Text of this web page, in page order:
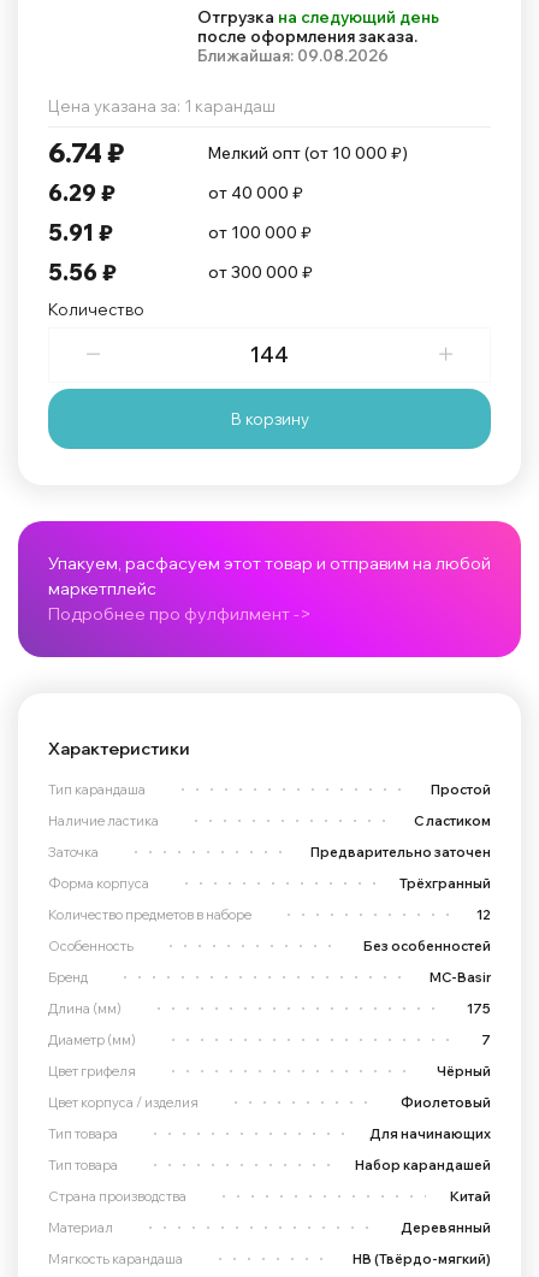
Отгрузка на следующий день
после оформления заказа.
Ближайшая: 09.08.2026
Цена указана за: 1 карандаш
6.74 ₽ Мелкий опт (от 10 000 ₽)
6.29 ₽ от 40 000 ₽
5.91 ₽ от 100 000 ₽
5.56 ₽
от 300 000 ₽
Количество
В корзину
Упакуем, расфасуем этот товар и отправим на любой
маркетплейс
Подробнее про фулфилмент ->
Характеристики
Тип карандаша
Простой
Наличие ластика
С ластиком
Заточка
Предварительно заточен
Форма корпуса
Трёхгранный
Количество предметов в наборе
12
Особенность
Без особенностей
Бренд
MC-Basir
Длина (мм)
175
Диаметр (мм)
7
Цвет грифеля
Чёрный
Цвет корпуса / изделия
Фиолетовый
Тип товара
Для начинающих
Тип товара
Набор карандашей
Страна производства
Китай
Материал
Деревянный
Мягкость карандаша
HB (Твёрдо-мягкий)